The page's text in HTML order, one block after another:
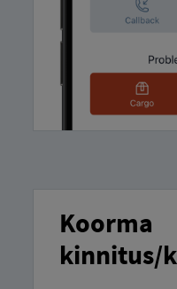
Koorma
kinnitus/